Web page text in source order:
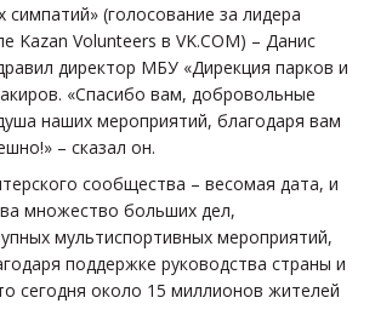
симпатий» (голосование за лидера
Kazan Volunteers в VK.COM) – Данис
директор МБУ «Дирекция парков и
«Спасибо вам, добровольные
наших мероприятий, благодаря вам
– сказал он.
сообщества – весомая дата, и
множество больших дел,
мультиспортивных мероприятий,
поддержке руководства страны и
сегодня около 15 миллионов жителей